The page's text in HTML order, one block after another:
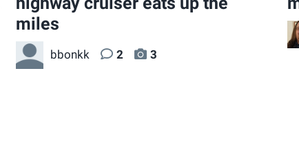
miles
bbonkk 2 3